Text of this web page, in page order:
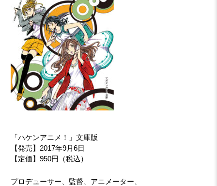
「ハケンアニメ！」文庫版
【発売】2017年9月6日
【定価】950円（税込）
プロデューサー、監督、アニメーター、